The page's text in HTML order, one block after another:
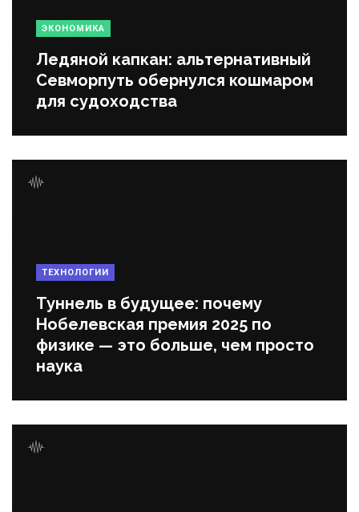
ЭКОНОМИКА
Ледяной капкан: альтернативный
Севморпуть обернулся кошмаром
для судоходства
ТЕХНОЛОГИИ
Туннель в будущее: почему
Нобелевская премия 2025 по
физике — это больше, чем просто
наука